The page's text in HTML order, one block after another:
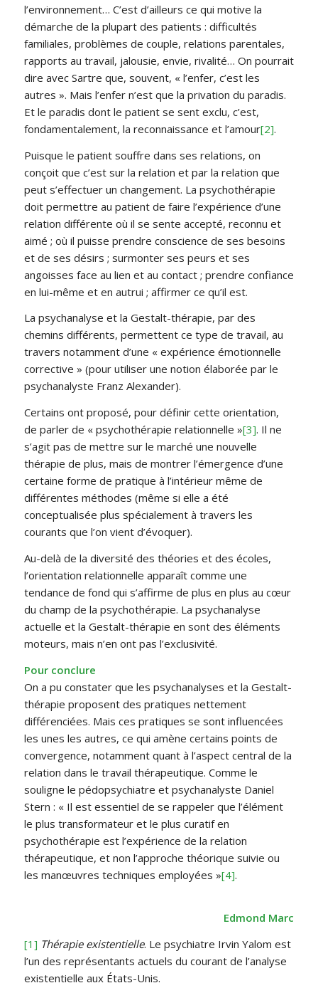
l’environnement… C’est d’ailleurs ce qui motive la
démarche de la plupart des patients : difficultés
familiales, problèmes de couple, relations parentales,
rapports au travail, jalousie, envie, rivalité… On pourrait
dire avec Sartre que, souvent, « l’enfer, c’est les
autres ». Mais l’enfer n’est que la privation du paradis.
Et le paradis dont le patient se sent exclu, c’est,
fondamentalement, la reconnaissance et l’amour[2].
Puisque le patient souffre dans ses relations, on
conçoit que c’est sur la relation et par la relation que
peut s’effectuer un changement. La psychothérapie
doit permettre au patient de faire l’expérience d’une
relation différente où il se sente accepté, reconnu et
aimé ; où il puisse prendre conscience de ses besoins
et de ses désirs ; surmonter ses peurs et ses
angoisses face au lien et au contact ; prendre confiance
en lui-même et en autrui ; affirmer ce qu’il est.
La psychanalyse et la Gestalt-thérapie, par des
chemins différents, permettent ce type de travail, au
travers notamment d’une « expérience émotionnelle
corrective » (pour utiliser une notion élaborée par le
psychanalyste Franz Alexander).
Certains ont proposé, pour définir cette orientation,
de parler de « psychothérapie relationnelle »[3]. Il ne
s’agit pas de mettre sur le marché une nouvelle
thérapie de plus, mais de montrer l’émergence d’une
certaine forme de pratique à l’intérieur même de
différentes méthodes (même si elle a été
conceptualisée plus spécialement à travers les
courants que l’on vient d’évoquer).
Au-delà de la diversité des théories et des écoles,
l’orientation relationnelle apparaît comme une
tendance de fond qui s’affirme de plus en plus au cœur
du champ de la psychothérapie. La psychanalyse
actuelle et la Gestalt-thérapie en sont des éléments
moteurs, mais n’en ont pas l’exclusivité.
Pour conclure
On a pu constater que les psychanalyses et la Gestalt-
thérapie proposent des pratiques nettement
différenciées. Mais ces pratiques se sont influencées
les unes les autres, ce qui amène certains points de
convergence, notamment quant à l’aspect central de la
relation dans le travail thérapeutique. Comme le
souligne le pédopsychiatre et psychanalyste Daniel
Stern : « Il est essentiel de se rappeler que l’élément
le plus transformateur et le plus curatif en
psychothérapie est l’expérience de la relation
thérapeutique, et non l’approche théorique suivie ou
les manœuvres techniques employées »[4].
Edmond Marc
[1] Thérapie existentielle. Le psychiatre Irvin Yalom est
l’un des représentants actuels du courant de l’analyse
existentielle aux États-Unis.